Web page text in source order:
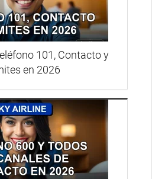
101, Contacto y
en 2026